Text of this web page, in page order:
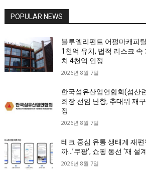
POPULAR NEWS
블루엘리펀트 어펄마캐피
1천억 유치, 법적 리스크 속
치 4천억 인정
2026년 8월 7일
한국섬유산업연합회(섬산
회장 선임 난항, 추대위 재
정
2026년 8월 7일
테크 중심 유통 생태계 재편
까…’쿠팡’, 쇼핑 동선 ‘재 설
2026년 8월 7일